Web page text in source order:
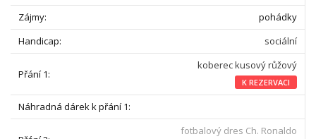
pohádky
sociální
koberec kusový růžový
K REZERVACI
fotbalový dres Ch. Ronaldo